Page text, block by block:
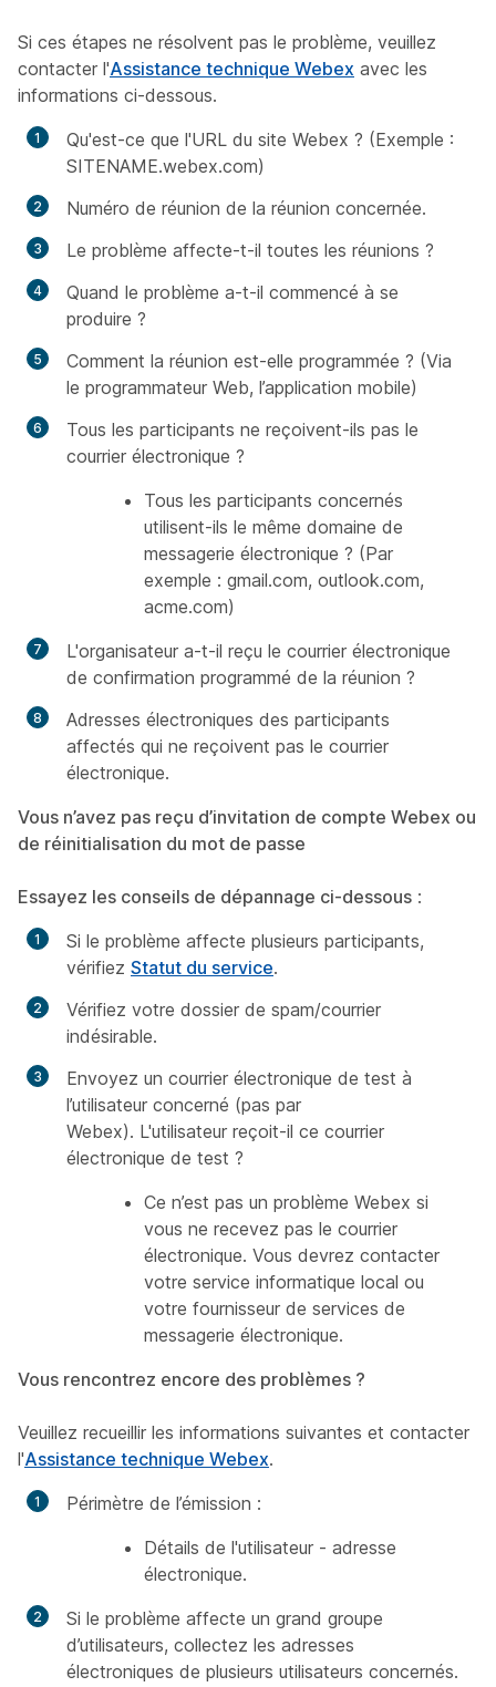
Si ces étapes ne résolvent pas le problème, veuillez
contacter l'Assistance technique Webex avec les
informations ci-dessous.
Qu'est-ce que l'URL du site Webex ? (Exemple :
SITENAME.webex.com)
Numéro de réunion de la réunion concernée.
Le problème affecte-t-il toutes les réunions ?
Quand le problème a-t-il commencé à se
produire ?
Comment la réunion est-elle programmée ? (Via
le programmateur Web, l’application mobile)
Tous les participants ne reçoivent-ils pas le
courrier électronique ?
Tous les participants concernés
utilisent-ils le même domaine de
messagerie électronique ? (Par
exemple : gmail.com, outlook.com,
acme.com)
L'organisateur a-t-il reçu le courrier électronique
de confirmation programmé de la réunion ?
Adresses électroniques des participants
affectés qui ne reçoivent pas le courrier
électronique.
Vous n’avez pas reçu d’invitation de compte Webex ou
de réinitialisation du mot de passe
Essayez les conseils de dépannage ci-dessous :
Si le problème affecte plusieurs participants,
vérifiez Statut du service.
Vérifiez votre dossier de spam/courrier
indésirable.
Envoyez un courrier électronique de test à
l’utilisateur concerné (pas par
Webex). L'utilisateur reçoit-il ce courrier
électronique de test ?
Ce n’est pas un problème Webex si
vous ne recevez pas le courrier
électronique. Vous devrez contacter
votre service informatique local ou
votre fournisseur de services de
messagerie électronique.
Vous rencontrez encore des problèmes ?
Veuillez recueillir les informations suivantes et contacter
l'Assistance technique Webex.
Périmètre de l’émission :
Détails de l'utilisateur - adresse
électronique.
Si le problème affecte un grand groupe
d’utilisateurs, collectez les adresses
électroniques de plusieurs utilisateurs concernés.